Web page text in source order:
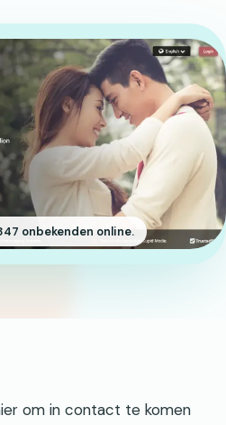
onbekenden online.
om in contact te komen